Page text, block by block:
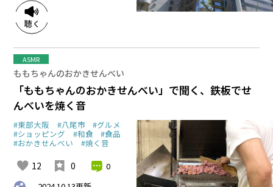
ももちゃんのおかきせんべい
「ももちゃんのおかきせんべい」で聞く、鉄板でせ
んべいを焼く音
#東部大阪 #八尾市 #グルメ
#ショッピング #和食 #食品
#おかきせんべい #焼く音
12 0
0
ASMR